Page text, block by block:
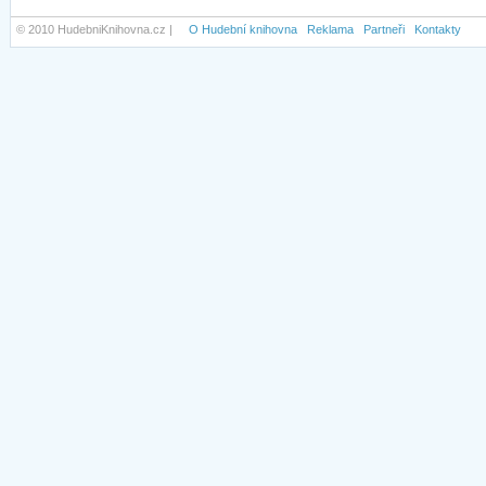
© 2010 HudebniKnihovna.cz | O Hudební knihovna Reklama Partneři Kontakty